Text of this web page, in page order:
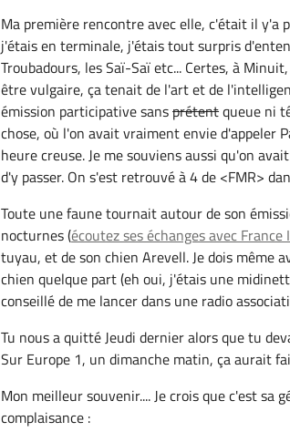
Ma première rencontre avec elle, c'était il y'a
j'étais en terminale, j'étais tout surpris
Troubadours, les Saï-Saï etc... Certes, à
être vulgaire, ça tenait de l'art et de
émission participative sansprétentqueue ni
chose, où l'on avait vraiment envie d'appeler
heure creuse. Je me souviens aussi qu'on
d'y passer. On s'est retrouvé à 4 de <FMR>
Toute une faune tournait autour de son
nocturnes (écoutez ses échanges avec
tuyau, et de son chien Arevell. Je dois même
chien quelque part (eh oui, j'étais une
conseillé de me lancer dans une radio
Tu nous a quitté Jeudi dernier alors que tu
Sur Europe 1, un dimanche matin, ça aurait
Mon meilleur souvenir.... Je crois que c'est sa
complaisance :